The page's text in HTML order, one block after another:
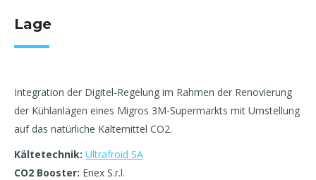
Lage
Integration der Digitel-Regelung im Rahmen der Renovierung
der Kühlanlagen eines Migros 3M-Supermarkts mit Umstellung
auf das natürliche Kältemittel CO2.
Kältetechnik: Ultrafroid SA
CO2 Booster: Enex S.r.l.